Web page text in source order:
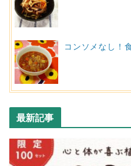
コンソメなし！
最新記事